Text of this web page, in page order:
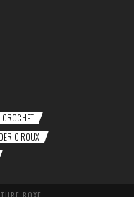
CROCHET
ROUX